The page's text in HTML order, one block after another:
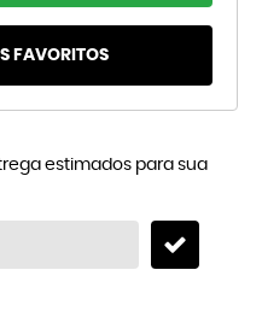
FAVORITOS
estimados para sua